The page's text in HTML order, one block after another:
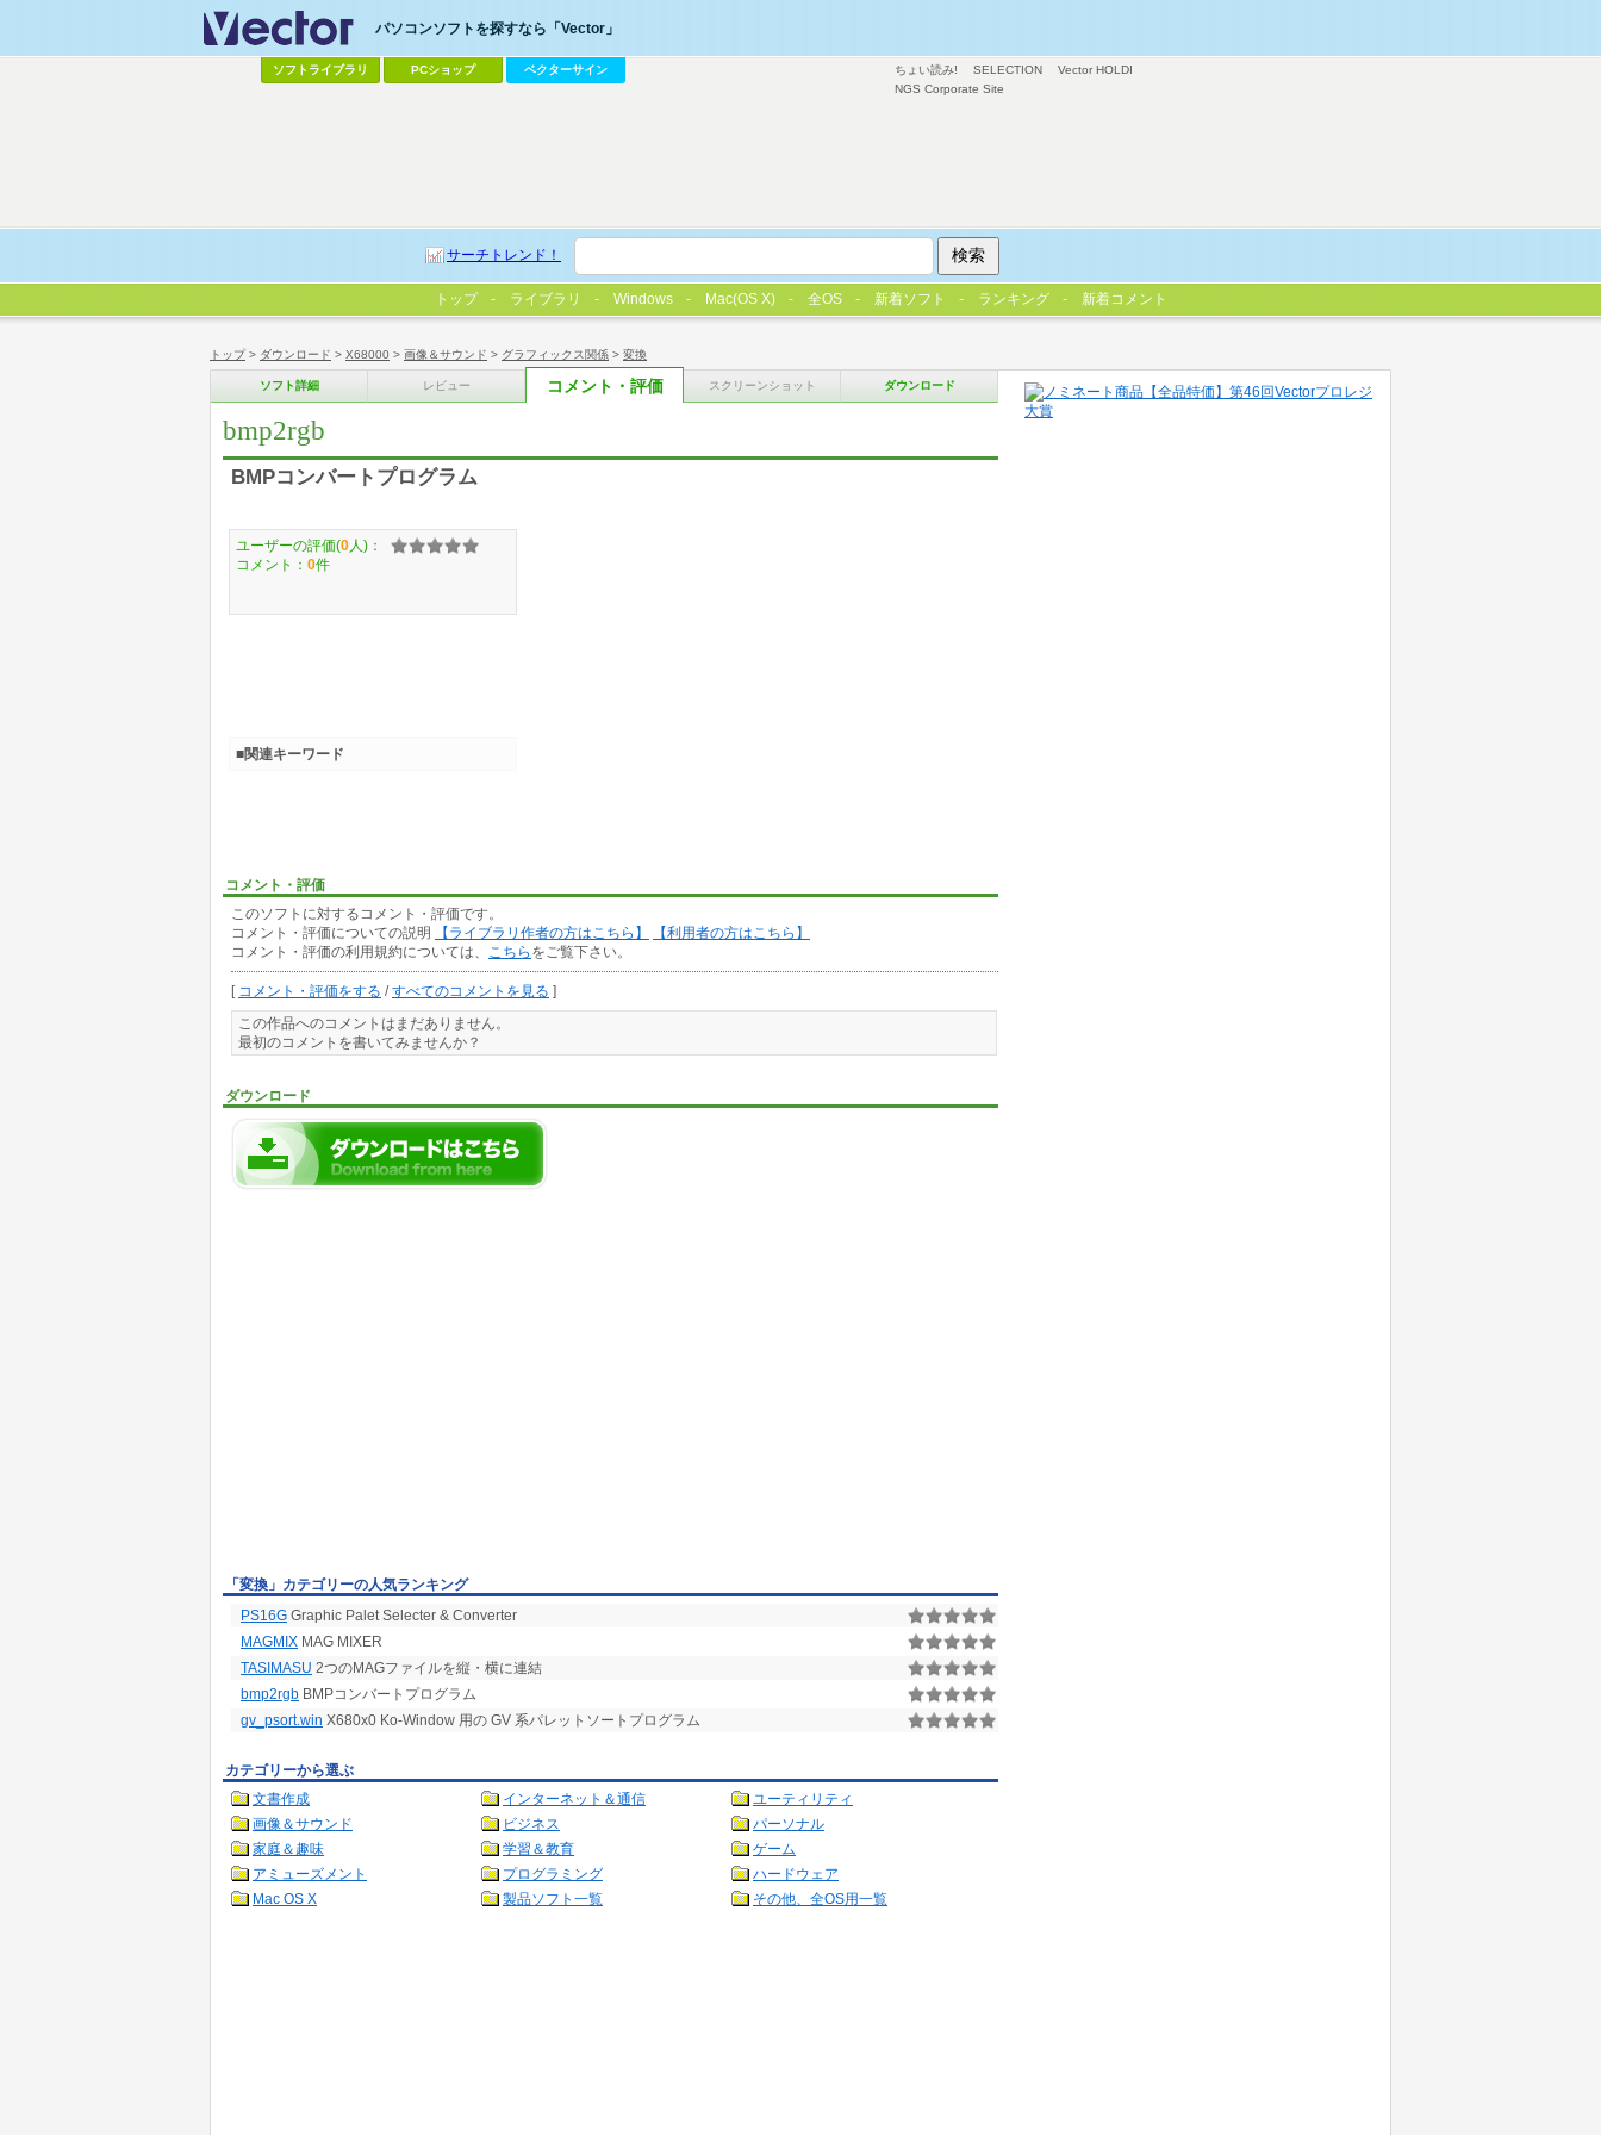
トップ> ダウンロード > X68000 > 画像＆サウンド > グラフィックス関係 > 変換
ソフト詳細 レビュー コメント・評価 スクリーンショット ダウンロード
bmp2rgb
BMPコンバートプログラム
コメント・評価
このソフトに対するコメント・評価です。
コメント・評価についての説明
【ライブラリ作者の方はこちら】
【利用者の方はこちら】
コメント・評価の利用規約については、
こちら をご覧下さい。
[ コメント・評価をする /すべてのコメントを見る ]
この作品へのコメントはまだありません。
最初のコメントを書いてみませんか？
ダウンロード
ユーザーの評価(0 人)：
コメント： 0件
■関連キーワード
「変換」カテゴリーの人気ランキング
PS16G Graphic Palet Selecter & Converter
MAGMIX MAG MIXER
TASIMASU 2つのMAGファイルを縦・横に連結
bmp2rgb BMPコンバートプログラム
gv_psort.win X680x0 Ko-Window 用の GV 系パレットソートプログラム
カテゴリーから選ぶ
文書作成
インターネット＆通信
ユーティリティ
画像＆サウンド
ビジネス
パーソナル
家庭＆趣味
学習＆教育
ゲーム
アミューズメント
プログラミング
ハードウェア
Mac OS X
製品ソフト一覧 その他、全OS用一覧
ちょい読み! SELECTION
Vector HOLDI
NGS Corporate Site
パソコンソフトを探すなら「Vector」
ソフトライブラリ PCショップ ベクターサイン
サーチトレンド！
トップ ライブラリ Windows Mac(OS X) 全OS 新着ソフト ランキング 新着コメント